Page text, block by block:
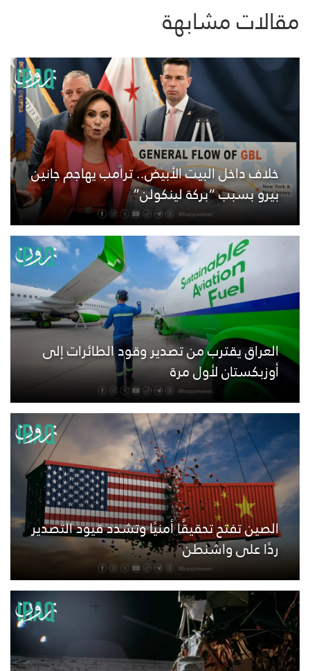
مقالات مشابهة
خلاف داخل البيت الأبيض.. ترامب يهاجم جانين
بيرو بسبب “بركة لينكولن”
العراق يقترب من تصدير وقود الطائرات إلى
أوزبكستان لأول مرة
الصين تفتح تحقيقًا أمنيًا وتشدد قيود التصدير
ردًا على واشنطن